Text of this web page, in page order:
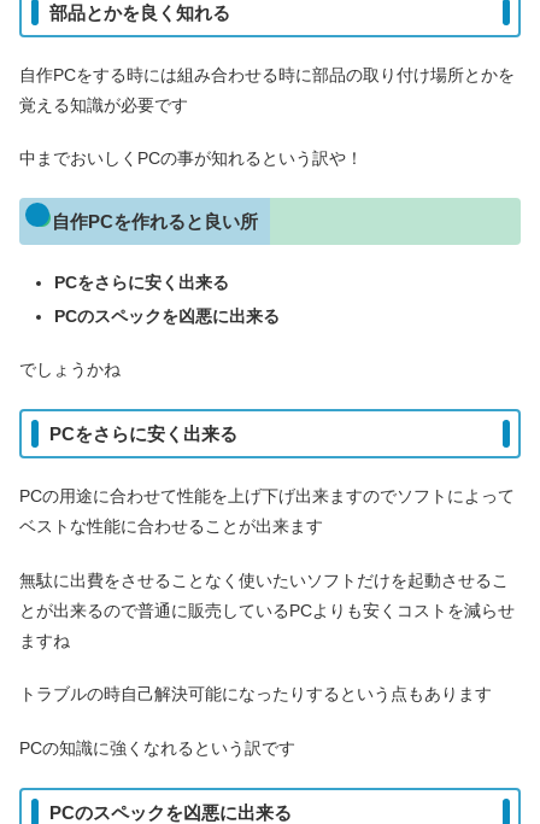
部品とかを良く知れる
自作PCをする時には組み合わせる時に部品の取り付け場所とかを
覚える知識が必要です
中までおいしくPCの事が知れるという訳や！
自作PCを作れると良い所
PCをさらに安く出来る
PCのスペックを凶悪に出来る
でしょうかね
PCをさらに安く出来る
PCの用途に合わせて性能を上げ下げ出来ますのでソフトによって
ベストな性能に合わせることが出来ます
無駄に出費をさせることなく使いたいソフトだけを起動させるこ
とが出来るので普通に販売しているPCよりも安くコストを減らせ
ますね
トラブルの時自己解決可能になったりするという点もあります
PCの知識に強くなれるという訳です
PCのスペックを凶悪に出来る